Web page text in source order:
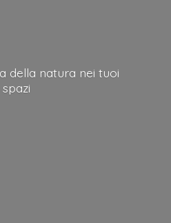
della natura nei tuoi
spazi